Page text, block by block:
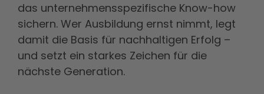
das unternehmensspezifische Know-how
sichern. Wer Ausbildung ernst nimmt, legt
damit die Basis für nachhaltigen Erfolg –
und setzt ein starkes Zeichen für die
nächste Generation.